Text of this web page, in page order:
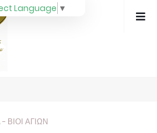
ΒΙΟΙ ΑΓΙΩΝ
Language ▼